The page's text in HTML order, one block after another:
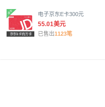
电子京东E卡300元
55.01美元
已售出1123笔